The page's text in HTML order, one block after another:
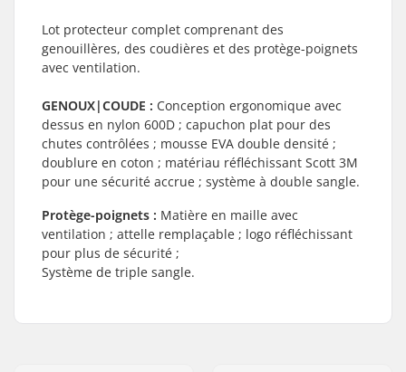
Lot protecteur complet comprenant des
genouillères, des coudières et des protège-poignets
avec ventilation.
GENOUX|COUDE : Conception ergonomique avec
dessus en nylon 600D ; capuchon plat pour des
chutes contrôlées ; mousse EVA double densité ;
doublure en coton ; matériau réfléchissant Scott 3M
pour une sécurité accrue ; système à double sangle.
Protège-poignets : Matière en maille avec
ventilation ; attelle remplaçable ; logo réfléchissant
pour plus de sécurité ;
Système de triple sangle.